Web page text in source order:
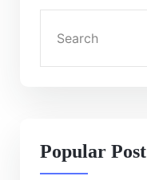
Popular Post